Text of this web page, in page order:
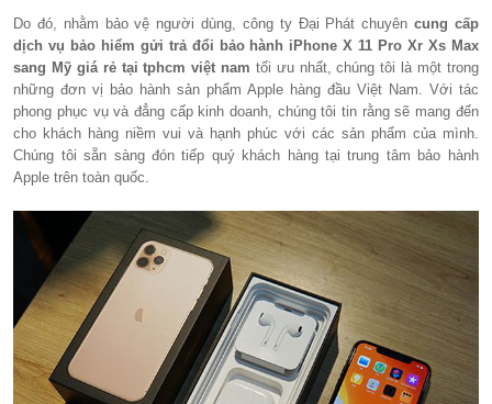
Do đó, nhằm bảo vệ người dùng, công ty Đại Phát chuyên cung cấp
dịch vụ bảo hiểm gửi trả đổi bảo hành iPhone X 11 Pro Xr Xs Max
sang Mỹ giá rẻ tại tphcm việt nam tối ưu nhất, chúng tôi là một trong
những đơn vị bảo hành sản phẩm Apple hàng đầu Việt Nam. Với tác
phong phục vụ và đẳng cấp kinh doanh, chúng tôi tin rằng sẽ mang đến
cho khách hàng niềm vui và hạnh phúc với các sản phẩm của mình.
Chúng tôi sẵn sàng đón tiếp quý khách hàng tại trung tâm bảo hành
Apple trên toàn quốc.